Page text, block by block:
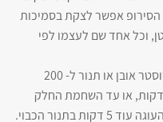
אפשר לצקת בסמיכות
וכל אחד שם לעצמו לפי
מחממים טוסטר אובן או תנור ל- 200
מכניסים את העוגה, ואופים 5-7 דקות, או עד השחמת החלק
העליון. מכבים את התנור ומשאירים את העוגה עוד 5 דקות בתנור הכבוי.